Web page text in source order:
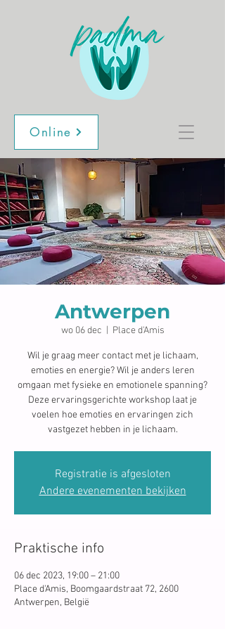
Online
Antwerpen
wo 06 dec Place d'Amis
Wil je graag meer contact met je lichaam,
emoties en energie? Wil je anders leren
omgaan met fysieke en emotionele spanning?
Deze ervaringsgerichte workshop laat je
voelen hoe emoties en ervaringen zich
vastgezet hebben in je lichaam.
Registratie is afgesloten
Andere evenementen bekijken
Praktische info
06 dec 2023, 19:00 – 21:00
Place d'Amis, Boomgaardstraat 72, 2600
Antwerpen, België